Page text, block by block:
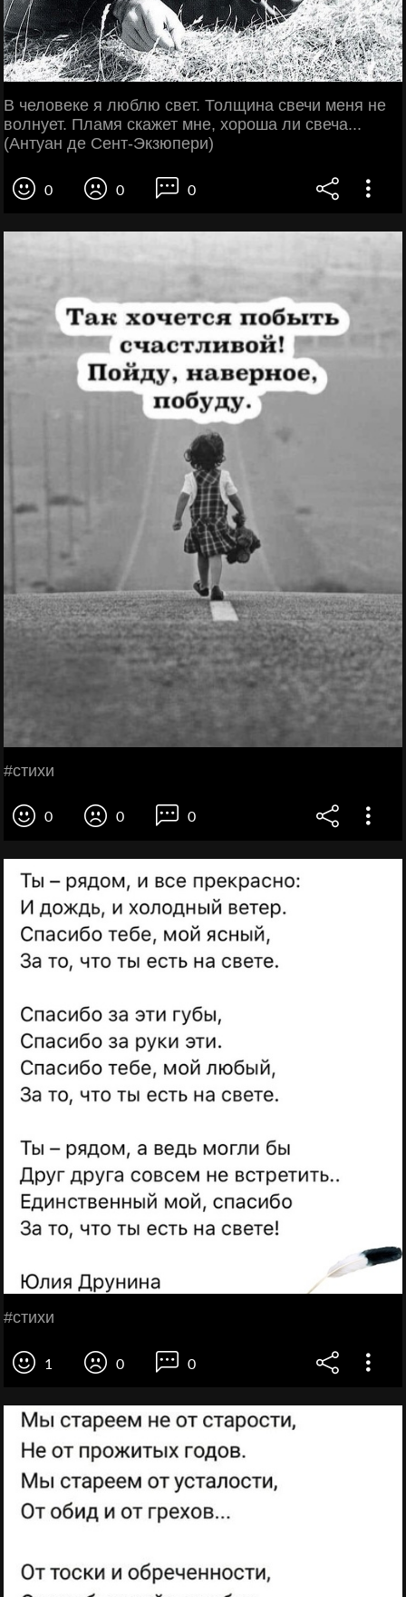
В человеке я люблю свет. Толщина свечи меня не
волнует. Пламя скажет мне, хороша ли свеча...
(Антуан де Сент-Экзюпери)
0 0 0
#стихи
0 0 0
#стихи
1 0 0